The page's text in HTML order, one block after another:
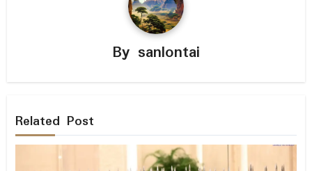
By sanlontai
Related Post